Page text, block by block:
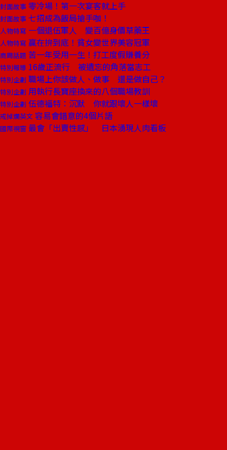
封面故事 零冷場！第一次宴客就上手
封面故事 七招成為飯局搶手咖！
人物特寫 一個退伍軍人 變百億身價草藥王
人物特寫 贏在拚到底！貧女變世界美容冠軍
商周話題 苦一年受用一生！打工度假賺養分
特別報導 16歲正流行 被遺忘的角落當志工
特別企劃 職場上你該做人、做事 還是做自己？
特別企劃 用執行長寶座換來的八個職場教訓
特別企劃 伍德福特：沉默 你就跟壞人一樣壞
戒掉爛英文 容易會錯意的4個片語
國際視窗 最會「出賣性感」 日本湧現人肉看板